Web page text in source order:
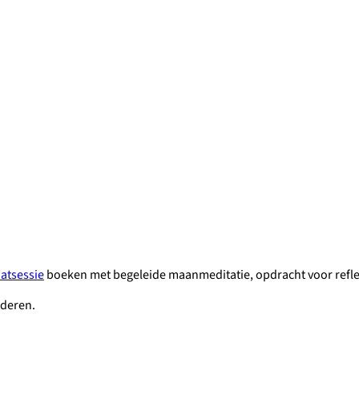
boeken met begeleide maanmeditatie, opdracht voor